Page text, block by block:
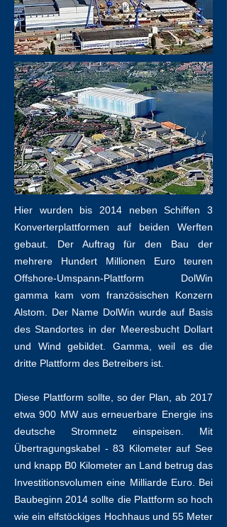
Hier wurden bis 2014 neben Schiffen 3
Konverterplattformen auf beiden Werften
gebaut. Der Auftrag für den Bau der
mehrere Hundert Millionen Euro teuren
Offshore-Umspann-Plattform DolWin
gamma kam vom französischen Konzern
Alstom. Der Name DolWin wurde auf Basis
des Standortes in der Meeresbucht Dollart
und Wind gebildet. Gamma, weil es die
dritte Plattform des Betreibers ist.
Diese Plattform sollte, so der Plan, ab 2017
etwa 900 MW aus erneuerbare Energie ins
deutsche Stromnetz einspeisen. Mit
Übertragungskabel - 83 Kilometer auf See
und knapp B0 Kilometer an Land betrug das
Investitionsvolumen eine Milliarde Euro. Bei
Baubeginn 2014 sollte die Plattform so hoch
wie ein elfstöckiges Hochhaus und 55 Meter